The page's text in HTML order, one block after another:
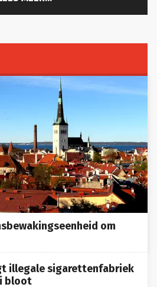
om
illegale sigarettenfabriek
bloot